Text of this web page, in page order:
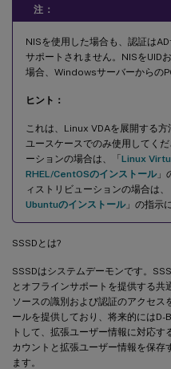
注：
NISを使用した場合も、認証は
サポートされません。NISをUID
場合、Windowsサーバーからの
ヒント：
これは、Linux VDAを展開する
ユースケースでのみ使用してく
ーションの場合は、「Linux
RHEL/CentOSのインストール」
ィストリビューションの場合は、
Ubuntuのインストール」の指示
SSSDとは?
SSSDはシステムデーモンです。
とオフラインサポートを提供する共
ソースの識別および認証のアクセス
ールを提供しており、将来的にはD-
トして、拡張ユーザー情報に対応
カウントと拡張ユーザー情報を保存
ます。